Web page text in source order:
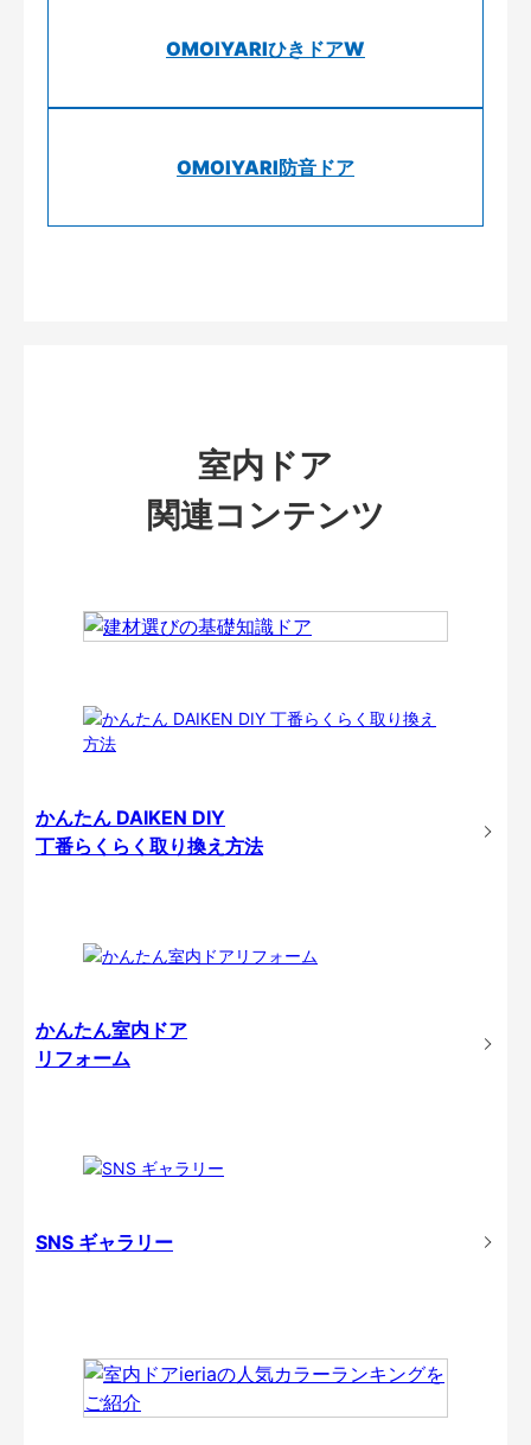
OMOIYARIひきドアW
OMOIYARI防音ドア
室内ドア
関連コンテンツ
かんたん DAIKEN DIY
丁番らくらく取り換え方法
かんたん室内ドア
リフォーム
SNS ギャラリー